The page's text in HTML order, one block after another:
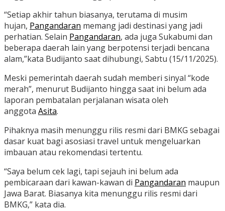
“Setiap akhir tahun biasanya, terutama di musim
hujan, Pangandaran memang jadi destinasi yang jadi
perhatian. Selain Pangandaran, ada juga Sukabumi dan
beberapa daerah lain yang berpotensi terjadi bencana
alam,”kata Budijanto saat dihubungi, Sabtu (15/11/2025).
Meski pemerintah daerah sudah memberi sinyal “kode
merah”, menurut Budijanto hingga saat ini belum ada
laporan pembatalan perjalanan wisata oleh
anggota Asita.
Pihaknya masih menunggu rilis resmi dari BMKG sebagai
dasar kuat bagi asosiasi travel untuk mengeluarkan
imbauan atau rekomendasi tertentu.
“Saya belum cek lagi, tapi sejauh ini belum ada
pembicaraan dari kawan-kawan di Pangandaran maupun
Jawa Barat. Biasanya kita menunggu rilis resmi dari
BMKG,” kata dia.